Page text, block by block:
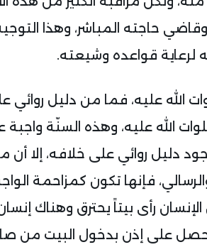
حاجته المباشر، وهذا
لرعاية قواعده وشيعته.
الله عليه، فما من دليل روائي
الله عليه، وهذه السنّة
دليل روائي على خلافه، إلا
فإنها تكون كمزاحمة
رأى بيتاً يحترق وهناك
على إذن بدخول البيت من